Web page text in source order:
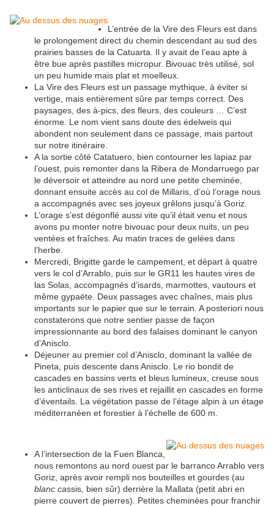
L’entrée de la Vire des Fleurs est dans
le prolongement direct du chemin descendant au sud des
prairies basses de la Catuarta. Il y avait de l’eau apte à
être bue après pastilles micropur. Bivouac très utilisé, sol
un peu humide mais plat et moelleux.
La Vire des Fleurs est un passage mythique, à éviter si
vertige, mais entièrement sûre par temps correct. Des
paysages, des à-pics, des fleurs, des couleurs … C’est
énorme. Le nom vient sans doute des édelweis qui
abondent non seulement dans ce passage, mais partout
sur notre itinéraire.
A la sortie côté Catatuero, bien contourner les lapiaz par
l’ouest, puis remonter dans la Ribera de Mondarruego par
le déversoir et atteindre au nord une petite cheminée,
donnant ensuite accès au col de Millaris, d’où l’orage nous
a accompagnés avec ses joyeux grêlons jusqu’à Goriz.
L’orage s’est dégonflé aussi vite qu’il était venu et nous
avons pu monter notre bivouac pour deux nuits, un peu
ventées et fraîches. Au matin traces de gelées dans
l’herbe.
Mercredi, Brigitte garde le campement, et départ à quatre
vers le col d’Arrablo, puis sur le GR11 les hautes vires de
las Solas, accompagnés d’isards, marmottes, vautours et
même gypaëte. Deux passages avec chaînes, mais plus
importants sur le papier que sur le terrain. A posteriori nous
constaterons que notre sentier passe de façon
impressionnante au bord des falaises dominant le canyon
d’Anisclo.
Déjeuner au premier col d’Anisclo, dominant la vallée de
Pineta, puis descente dans Anisclo. Le rio bondit de
cascades en bassins verts et bleus lumineux, creuse sous
les anticlinaux de ses rives et rejaillit en cascades en forme
d’éventails. La végétation passe de l’étage alpin à un étage
méditerranéen et forestier à l’échelle de 600 m.
A l’intersection de la Fuen Blanca,
nous remontons au nord ouest par le barranco Arrablo vers
Goriz, après avoir rempli nos bouteilles et gourdes (au
blanc cassis, bien sûr) derrière la Mallata (petit abri en
pierre couvert de pierres). Petites cheminées pour franchir